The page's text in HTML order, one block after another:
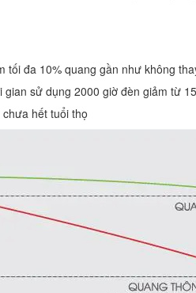
đa 10% quang gần như không
sử dụng 2000 giờ đèn giảm từ
hết tuổi thọ